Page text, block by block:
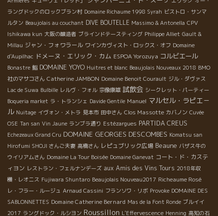
ラングドックのロックブラン村 Domaine Richaume 1998 Syrah ビストロ・サンマ
ルタン Beaujolais au couchant DIVE BOUTELLE Massimo & Antonella CPV
Ishikawa kun 大阪の醸造者 ブラインドテースティング Philippe Alliet Gault &
Millau ジャン・フォワラール ワインカヴィスト・ロックス・オフ Domaine
d'Aupilhac ドメーヌ・エリック・カム ESPOA Yorozuya コルビエール
Bonastre 鮨 DOMAINE YOYO Huitres et blanc Beaujolais Nouveaux 2018 BMO
社のマサコさん Catherine JAMBON Domaine Benoit Courault ジル・ダヴァス
Lac de Suwa Bulbille レルヴ・フォル 宗像康雄 試飲会 シークレット・パーティー
Boqueria market ラ・トランシェ Davide Gentile Manuel マルセル・ラピエ－
ル Nuitage イヴォン・メトラ 見本市 田中さん Clos Massotte カバノン Cuvée
OSE Tan san Vin Jaune ランブラ通り Estézargues PARTIDA CREUS
Echezeaux Grand Cru DOMAINE GEORGES DESCOMBES Komatsu san
Hirofumi SHOJI さんご夫妻 高橋さん レピュブリック広場 Beaune バザス牛の
ウイリアムさん Domaine La Tour Boisée Domaine Ganevat コート・ド・カステ
ィヨン レストラン・フェルナンデーズ aux Amis des Vins Tours 2018年収
穫・レオニス Fujiwara Shuntaro Beaujolais Nouveau2017 Richeaume Rosé
レ・フラー・ルージュ Arnaud Cassini フランソワ・リボ Provoke DOMAINE DES
SABLONNETTES Domaine Catherine Bernard Mas de la Font Ronde ブルイイ
2017 ラングドック・ルシヨン Roussillon L'Effervescence Henning 高知の石